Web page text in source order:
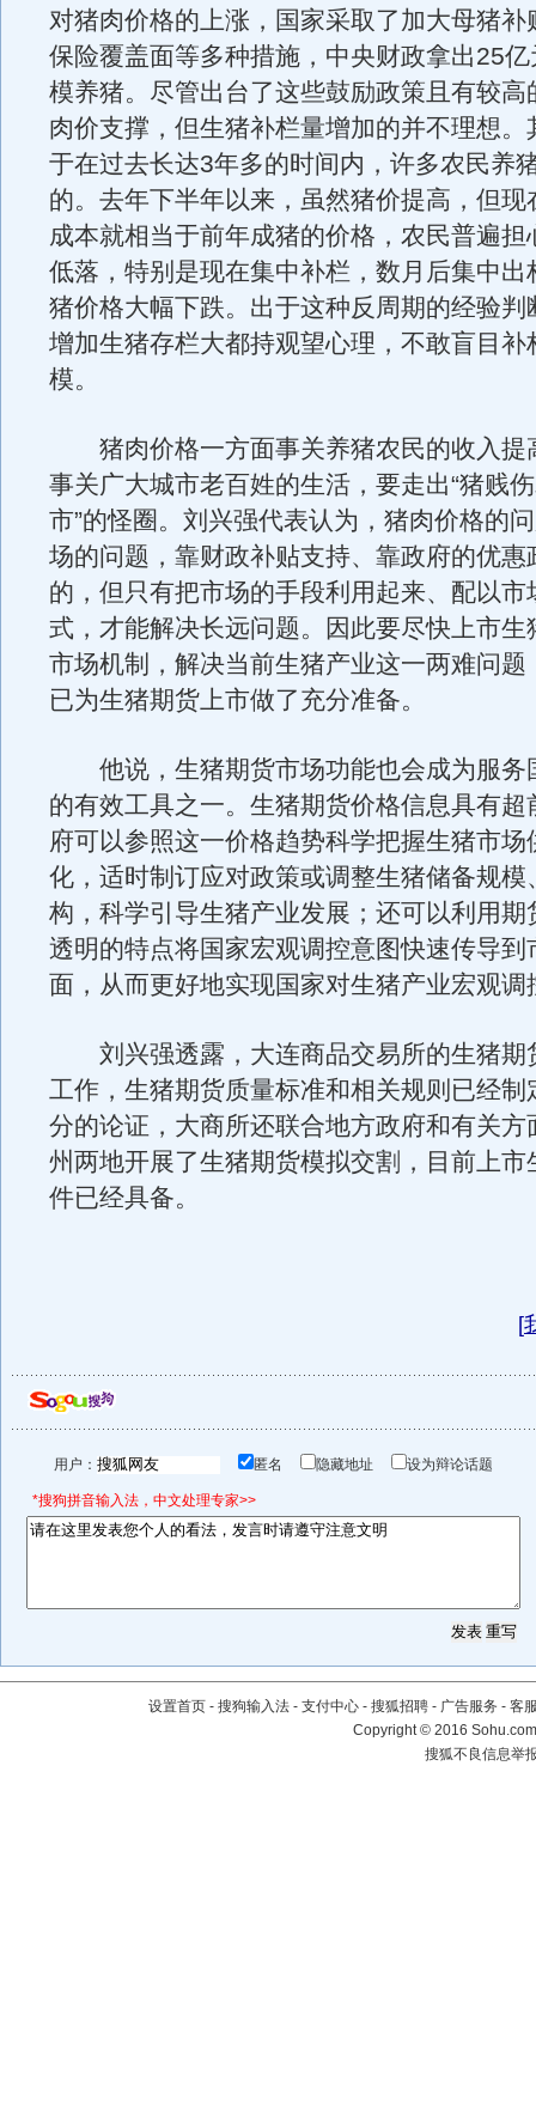
对猪肉价格的上涨，国家采取了加大母猪补
保险覆盖面等多种措施，中央财政拿出25
模养猪。尽管出台了这些鼓励政策且有较高
肉价支撑，但生猪补栏量增加的并不理想。
于在过去长达3年多的时间内，许多农民养
的。去年下半年以来，虽然猪价提高，但现
成本就相当于前年成猪的价格，农民普遍担
低落，特别是现在集中补栏，数月后集中出
猪价格大幅下跌。出于这种反周期的经验判
增加生猪存栏大都持观望心理，不敢盲目补
模。
猪肉价格一方面事关养猪农民的收入提
事关广大城市老百姓的生活，要走出“猪贱伤
市”的怪圈。刘兴强代表认为，猪肉价格的
场的问题，靠财政补贴支持、靠政府的优惠
的，但只有把市场的手段利用起来、配以市
式，才能解决长远问题。因此要尽快上市生
市场机制，解决当前生猪产业这一两难问题
已为生猪期货上市做了充分准备。
他说，生猪期货市场功能也会成为服务
的有效工具之一。生猪期货价格信息具有超
府可以参照这一价格趋势科学把握生猪市场
化，适时制订应对政策或调整生猪储备规模
构，科学引导生猪产业发展；还可以利用期
透明的特点将国家宏观调控意图快速传导到
面，从而更好地实现国家对生猪产业宏观调
刘兴强透露，大连商品交易所的生猪期
工作，生猪期货质量标准和相关规则已经制
分的论证，大商所还联合地方政府和有关方
州两地开展了生猪期货模拟交割，目前上市
件已经具备。
[
用户： 匿名 隐藏地址 设为辩论话题
*搜狗拼音输入法，中文处理专家>>
设置首页 - 搜狗输入法 - 支付中心 - 搜狐招聘 - 广告服务 - 客
Copyright©2016
搜狐不良信息举